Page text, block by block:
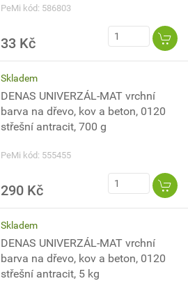
PeMi kód: 586803
33 Kč
Skladem
DENAS UNIVERZÁL-MAT vrchní
barva na dřevo, kov a beton, 0120
střešní antracit, 700 g
PeMi kód: 555455
290 Kč
Skladem
DENAS UNIVERZÁL-MAT vrchní
barva na dřevo, kov a beton, 0120
střešní antracit, 5 kg